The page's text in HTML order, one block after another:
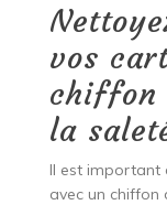
vos
chiffon
la
Il est important
avec un chiffon